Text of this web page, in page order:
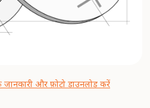
और फ़ोटो डाउनलोड करें